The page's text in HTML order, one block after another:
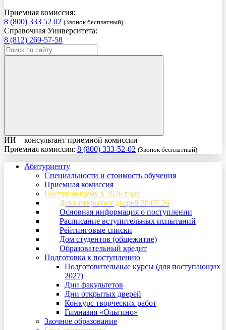
Приемная комиссия:
8 (800) 333 52 02 (Звонок бесплатный)
Справочная Университета:
8 (812) 269-57-58
ИИ – консультант приемной комиссии
Приемная комиссия: 8 (800) 333-52-02 (Звонок бесплатный)
Абитуриенту
Специальности и стоимость обучения
Приемная комиссия
Поступающему в 2026 году
День открытых дверей 28.07.26
Основная информация о поступлении
Расписание вступительных испытаний
Рейтинговые списки
Дом студентов (общежитие)
Образовательный кредит
Подготовка к поступлению
Подготовительные курсы (для поступающих
2027)
Дни факультетов
Дни открытых дверей
Конкурс творческих работ
Гимназия «Ольгино»
Заочное образование